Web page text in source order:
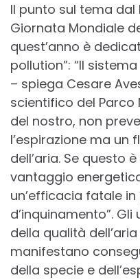
Il punto sul tema dal
Giornata Mondiale
quest’anno è
pollution”: “Il
– spiega Cesare
scientifico del
del nostro, non
l’espirazione ma un
dell’aria. Se questo
vantaggio
un’efficacia fatale
d’inquinamento”.
della qualità
manifestano
della specie e